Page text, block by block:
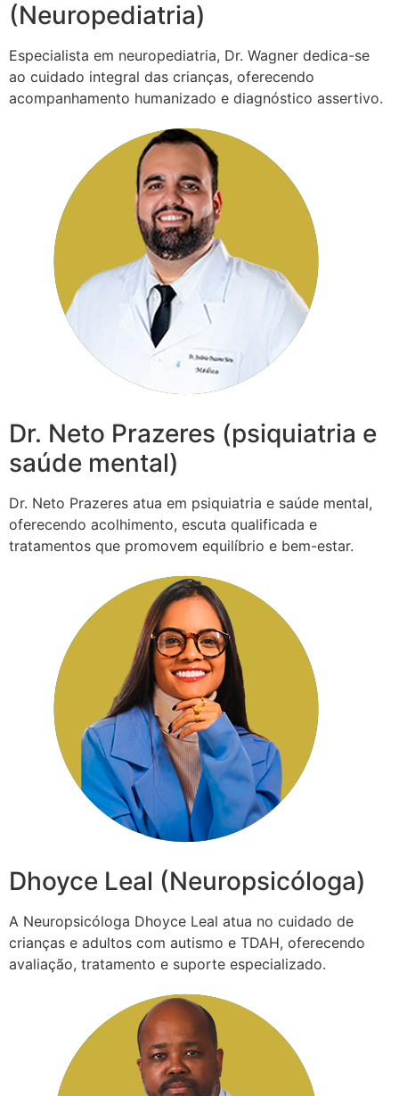
(Neuropediatria)
Especialista em neuropediatria, Dr. Wagner dedica-se
ao cuidado integral das crianças, oferecendo
acompanhamento humanizado e diagnóstico assertivo.
Dr. Neto Prazeres (psiquiatria e
saúde mental)
Dr. Neto Prazeres atua em psiquiatria e saúde mental,
oferecendo acolhimento, escuta qualificada e
tratamentos que promovem equilíbrio e bem-estar.
Dhoyce Leal (Neuropsicóloga)
A Neuropsicóloga Dhoyce Leal atua no cuidado de
crianças e adultos com autismo e TDAH, oferecendo
avaliação, tratamento e suporte especializado.